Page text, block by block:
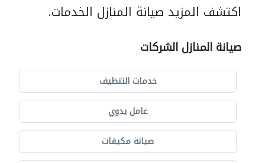
اكتشف المزيد صيانة المنازل الخدمات.
صيانة المنازل الشركات
خدمات التنظيف
عامل يدوي
صيانة مكيفات